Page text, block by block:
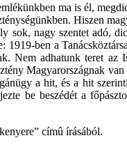
ma is él,
Hiszen
nagy szentet adó,
ben a
Nem adhatunk teret
Magyarországnak
a hit, és a hit
be beszédét a
címû írásából.